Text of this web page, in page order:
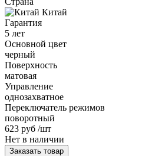
Китай
Гарантия
5 лет
Основной цвет
черный
Поверхность
матовая
Управление
однозахватное
Переключатель режимов
поворотный
623 руб /шт
Нет в наличии
Заказать товар